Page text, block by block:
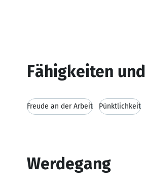
Fähigkeiten
Freude an der Arbeit Pünktlichkeit
Werdegang